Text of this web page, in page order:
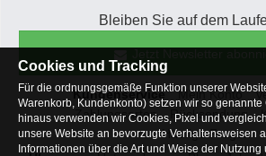
Bleiben Sie auf dem
Kundenservice Mein Konto
Zahlungsarten
Rücksendung
Häufige Fragen
Cookies und Tracking
Für die ordnungsgemäße Funktion unserer
Warenkorb, Kundenkonto) setzen wir so
hinaus verwenden wir Cookies, Pixel und
unsere Website an bevorzugte Verhaltensweisen
Informationen über die Art und Weise der